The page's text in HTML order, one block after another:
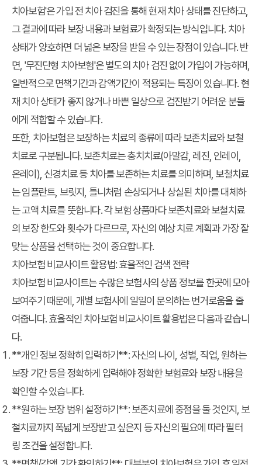
치아보험'은 가입 전 치아 검진을 통해 현재 치아 상태를 진단하고,
그 결과에 따라 보장 내용과 보험료가 확정되는 방식입니다. 치아
상태가 양호하면 더 넓은 보장을 받을 수 있는 장점이 있습니다. 반
면, '무진단형 치아보험'은 별도의 치아 검진 없이 가입이 가능하며,
일반적으로 면책기간과 감액기간이 적용되는 특징이 있습니다. 현
재 치아 상태가 좋지 않거나 바쁜 일상으로 검진받기 어려운 분들
에게 적합할 수 있습니다.
또한, 치아보험은 보장하는 치료의 종류에 따라 보존치료와 보철
치료로 구분됩니다. 보존치료는 충치치료(아말감, 레진, 인레이,
온레이), 신경치료 등 치아를 보존하는 치료를 의미하며, 보철치료
는 임플란트, 브릿지, 틀니처럼 손상되거나 상실된 치아를 대체하
는 고액 치료를 뜻합니다. 각 보험 상품마다 보존치료와 보철치료
의 보장 한도와 횟수가 다르므로, 자신의 예상 치료 계획과 가장 잘
맞는 상품을 선택하는 것이 중요합니다.
치아보험 비교사이트 활용법: 효율적인 검색 전략
치아보험 비교사이트는 수많은 보험사의 상품 정보를 한곳에 모아
보여주기 때문에, 개별 보험사에 일일이 문의하는 번거로움을 줄
여줍니다. 효율적인치아보험 비교사이트 활용법은 다음과 같습니
다.
**개인 정보 정확히 입력하기**: 자신의 나이, 성별, 직업, 원하는
보장 기간 등을 정확하게 입력해야 정확한 보험료와 보장 내용을
확인할 수 있습니다.
**원하는 보장 범위 설정하기**: 보존치료에 중점을 둘 것인지, 보
철치료까지 폭넓게 보장받고 싶은지 등 자신의 필요에 따라 필터
링 조건을 설정합니다.